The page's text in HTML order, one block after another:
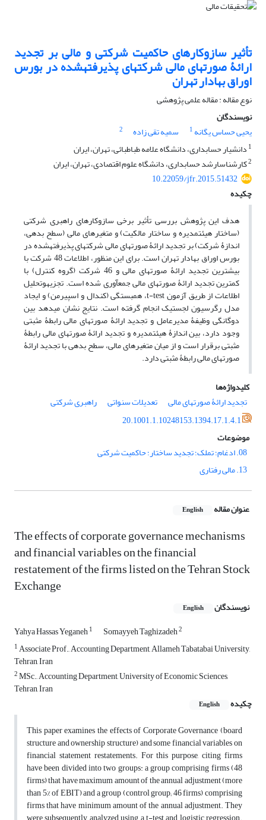
تأثیر سازوکارهای حاکمیت شرکتی و مالی بر تجدید
ارائۀ صورت‎های مالی شرکت‎های پذیرفته‎شده در بورس
اوراق بهادار تهران
نوع مقاله : مقاله علمی پژوهشی
نویسندگان
یحیی حساس یگانه 1 سمیه تقی زاده
2
1 دانشیار حسابداری، دانشگاه علامه طباطبائی، تهران، ایران
2کارشناس‎ارشد حسابداری، دانشگاه علوم اقتصادی، تهران، ایران
10.22059/jfr.2015.51432
چکیده
هدف این پژوهش بررسی تأثیر برخی سازوکارهای راهبری شرکتی
(ساختار هیئت‎مدیره و ساختار مالکیت) و متغیرهای مالی (سطح بدهی،
اندازۀ شرکت) بر تجدید ارائۀ صورت‎های مالی شرکت‎های پذیرفته‎شده در
بورس اوراق بهادار تهران است. برای این منظور، اطلاعات 48 شرکت با
بیشترین تجدید ارائۀ صورت‎های مالی و 46 شرکت (گروه کنترل) با
کمترین تجدید ارائۀ صورت‎های مالی جمع‎آوری شده است. تجزیه‎وتحلیل
اطلاعات از طریق آزمون t-test، همبستگی (کندال و اسپیرمن) و ایجاد
مدل رگرسیون لجستیک انجام گرفته است. نتایج نشان می‎دهد بین
دوگانگی وظیفۀ مدیرعامل و تجدید ارائۀ صورت‎های مالی رابطۀ مثبتی
وجود دارد، بین اندازۀ هیئت‎مدیره و تجدید ارائۀ صورت‎های مالی رابطۀ
مثبتی برقرار است و از میان متغیرهای مالی، سطح بدهی با تجدید ارائۀ
صورت‎های مالی رابطۀ مثبتی دارد.
کلیدواژه‌ها
تجدید ارائۀ صورت‎های مالی
تعدیلات سنواتی
راهبری شرکتی
20.1001.1.10248153.1394.17.1.4.1
موضوعات
08. ادغام؛ تملک؛ تجدید ساختار؛ حاکمیت شرکتی
13. مالی رفتاری
عنوان مقاله English
The effects of corporate governance mechanisms
and financial variables on the financial
restatement of the firms listed on the Tehran Stock
Exchange
نویسندگان English
Yahya Hassas Yeganeh1 Somayyeh Taghizadeh2
1Associate Prof., Accounting Department, Allameh Tabatabai University,
Tehran, Iran
2MSc., Accounting Department, University of Economic Sciences,
Tehran, Iran
چکیده
English
This paper examines the effects of Corporate Governance (board
structure and ownership structure) and some financial variables on
financial statement restatements. For this purpose, citing firms
have been divided into two groups: a group comprising firms (48
firms) that have maximum amount of the annual adjustment (more
than 5% of EBIT) and a group (control group; 46 firms) comprising
firms that have minimum amount of the annual adjustment. They